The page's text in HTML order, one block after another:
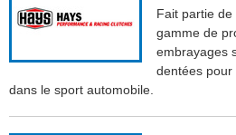
Fait partie
gamme de
embrayages
dentées pour
dans le sport automobile.